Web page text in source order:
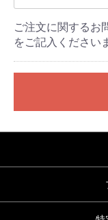
ご注文に関するお
をご記入ください